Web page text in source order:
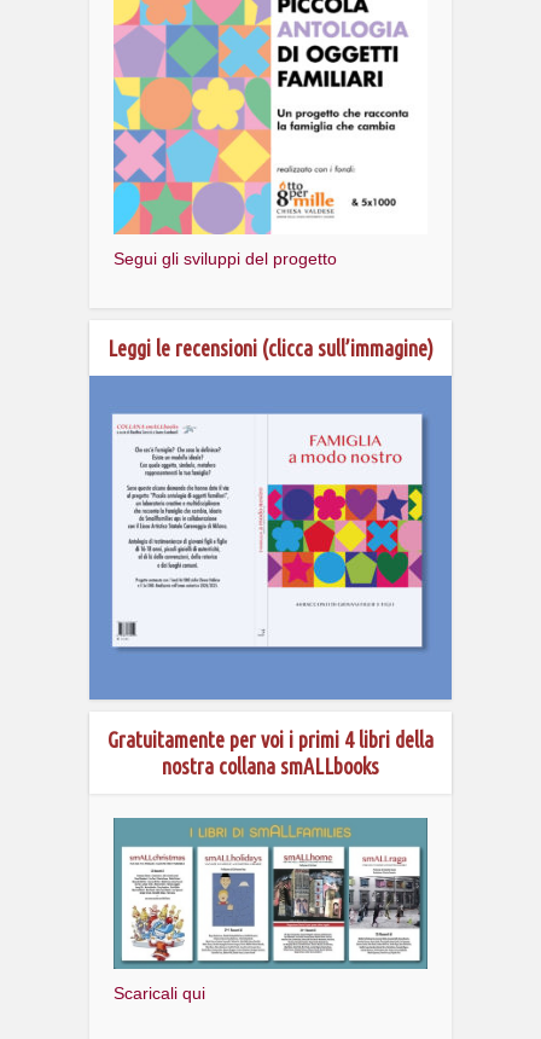
Segui gli sviluppi del progetto
Leggi le recensioni (clicca sull’immagine)
Gratuitamente per voi i primi 4 libri della
nostra collana smALLbooks
Scaricali qui